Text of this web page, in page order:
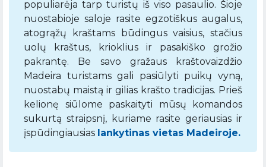
populiarėja tarp turistų iš viso pasaulio. Šioje
nuostabioje saloje rasite egzotiškus augalus,
atogrąžų kraštams būdingus vaisius, stačius
uolų kraštus, krioklius ir pasakiško grožio
pakrantę. Be savo gražaus kraštovaizdžio
Madeira turistams gali pasiūlyti puikų vyną,
nuostabų maistą ir gilias krašto tradicijas. Prieš
kelionę siūlome paskaityti mūsų komandos
sukurtą straipsnį, kuriame rasite geriausias ir
įspūdingiausias lankytinas vietas Madeiroje.